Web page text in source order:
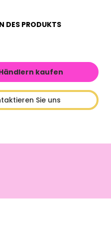
DES PRODUKTS
kaufen
Sie uns